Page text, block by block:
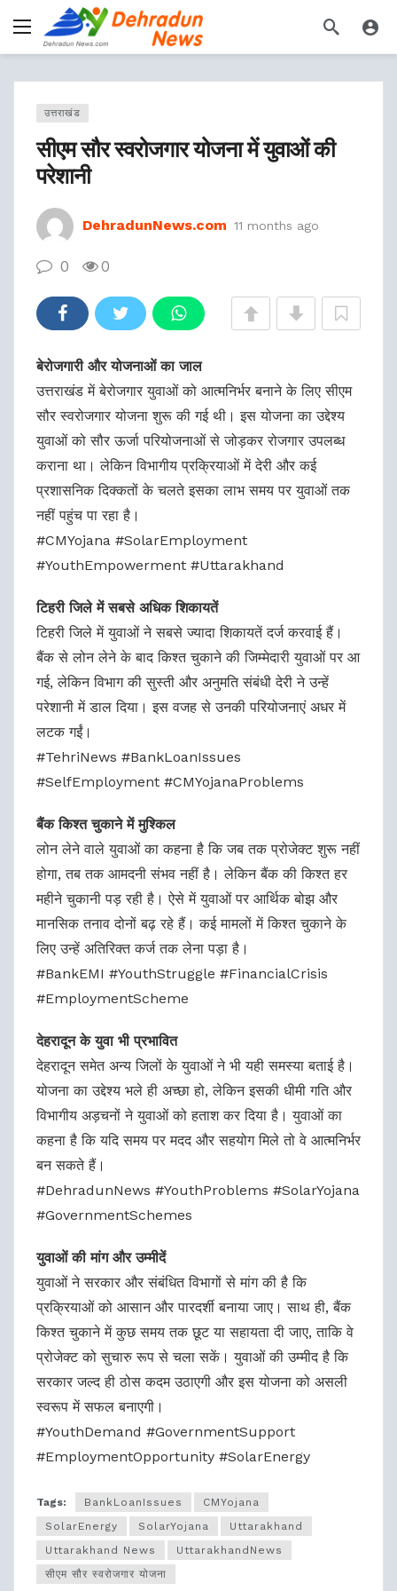
उत्तराखंड
सीएम सौर स्वरोजगार योजना में युवाओं की
परेशानी
DehradunNews.com 11 months ago
0 0
बेरोजगारी और योजनाओं का जाल
उत्तराखंड में बेरोजगार युवाओं को आत्मनिर्भर बनाने के लिए सीएम
सौर स्वरोजगार योजना शुरू की गई थी। इस योजना का उद्देश्य
युवाओं को सौर ऊर्जा परियोजनाओं से जोड़कर रोजगार उपलब्ध
कराना था। लेकिन विभागीय प्रक्रियाओं में देरी और कई
प्रशासनिक दिक्कतों के चलते इसका लाभ समय पर युवाओं तक
नहीं पहुंच पा रहा है।
#CMYojana #SolarEmployment
#YouthEmpowerment #Uttarakhand
टिहरी जिले में सबसे अधिक शिकायतें
टिहरी जिले में युवाओं ने सबसे ज्यादा शिकायतें दर्ज करवाई हैं।
बैंक से लोन लेने के बाद किश्त चुकाने की जिम्मेदारी युवाओं पर आ
गई, लेकिन विभाग की सुस्ती और अनुमति संबंधी देरी ने उन्हें
परेशानी में डाल दिया। इस वजह से उनकी परियोजनाएं अधर में
लटक गईं।
#TehriNews #BankLoanIssues
#SelfEmployment #CMYojanaProblems
बैंक किश्त चुकाने में मुश्किल
लोन लेने वाले युवाओं का कहना है कि जब तक प्रोजेक्ट शुरू नहीं
होगा, तब तक आमदनी संभव नहीं है। लेकिन बैंक की किश्त हर
महीने चुकानी पड़ रही है। ऐसे में युवाओं पर आर्थिक बोझ और
मानसिक तनाव दोनों बढ़ रहे हैं। कई मामलों में किश्त चुकाने के
लिए उन्हें अतिरिक्त कर्ज तक लेना पड़ा है।
#BankEMI #YouthStruggle #FinancialCrisis
#EmploymentScheme
देहरादून के युवा भी प्रभावित
देहरादून समेत अन्य जिलों के युवाओं ने भी यही समस्या बताई है।
योजना का उद्देश्य भले ही अच्छा हो, लेकिन इसकी धीमी गति और
विभागीय अड़चनों ने युवाओं को हताश कर दिया है। युवाओं का
कहना है कि यदि समय पर मदद और सहयोग मिले तो वे आत्मनिर्भर
बन सकते हैं।
#DehradunNews #YouthProblems #SolarYojana
#GovernmentSchemes
युवाओं की मांग और उम्मीदें
युवाओं ने सरकार और संबंधित विभागों से मांग की है कि
प्रक्रियाओं को आसान और पारदर्शी बनाया जाए। साथ ही, बैंक
किश्त चुकाने में कुछ समय तक छूट या सहायता दी जाए, ताकि वे
प्रोजेक्ट को सुचारु रूप से चला सकें। युवाओं की उम्मीद है कि
सरकार जल्द ही ठोस कदम उठाएगी और इस योजना को असली
स्वरूप में सफल बनाएगी।
#YouthDemand #GovernmentSupport
#EmploymentOpportunity #SolarEnergy
Tags: BankLoanIssues
CMYojana
SolarEnergy
SolarYojana
Uttarakhand
Uttarakhand News
UttarakhandNews
सीएम सौर स्वरोजगार योजना